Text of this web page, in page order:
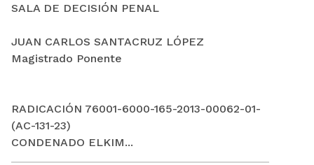
SALA DE DECISIÓN PENAL
JUAN CARLOS SANTACRUZ LÓPEZ
Magistrado Ponente
RADICACIÓN 76001-6000-165-2013-00062-01-
(AC-131-23)
CONDENADO ELKIM...